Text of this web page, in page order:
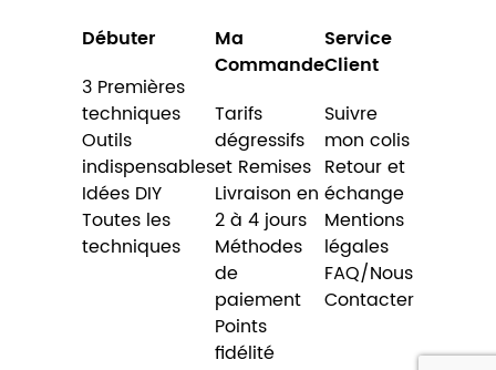
Débuter
3 Premières
techniques
Outils
indispensables
Idées DIY
Toutes les
techniques
Ma
Commande
Tarifs
dégressifs
et Remises
Livraison en
2 à 4 jours
Méthodes
de
paiement
Points
fidélité
Service
Client
Suivre
mon colis
Retour et
échange
Mentions
légales
FAQ/Nous
Contacter